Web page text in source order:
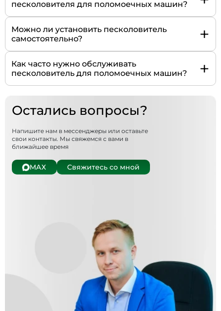
песколовителя для поломоечных машин?
Можно ли установить песколовитель
самостоятельно?
+
Как часто нужно обслуживать
песколовитель для поломоечных машин?
+
Остались вопросы?
Напишите нам в мессенджеры или оставьте
свои контакты. Мы свяжемся с вами в
ближайшее время
МАХ Свяжитесь со мной